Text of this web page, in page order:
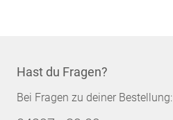
Hast du Fragen?
Bei Fragen zu deiner Bestellung: